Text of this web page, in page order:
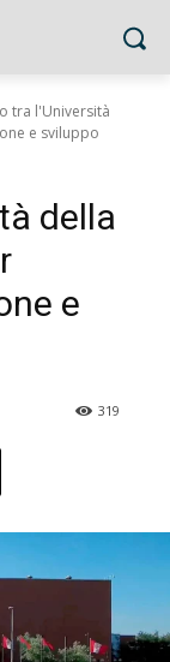
tra l'Università
e sviluppo
della
e
319